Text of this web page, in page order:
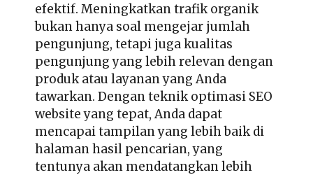
efektif. Meningkatkan trafik organik
bukan hanya soal mengejar jumlah
pengunjung, tetapi juga kualitas
pengunjung yang lebih relevan dengan
produk atau layanan yang Anda
tawarkan. Dengan teknik optimasi SEO
website yang tepat, Anda dapat
mencapai tampilan yang lebih baik di
halaman hasil pencarian, yang
tentunya akan mendatangkan lebih